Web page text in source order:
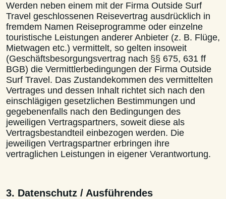
Werden neben einem mit der Firma Outside Surf
Travel geschlossenen Reisevertrag ausdrücklich in
fremdem Namen Reiseprogramme oder einzelne
touristische Leistungen anderer Anbieter (z. B. Flüge,
Mietwagen etc.) vermittelt, so gelten insoweit
(Geschäftsbesorgungsvertrag nach §§ 675, 631 ff
BGB) die Vermittlerbedingungen der Firma Outside
Surf Travel. Das Zustandekommen des vermittelten
Vertrages und dessen Inhalt richtet sich nach den
einschlägigen gesetzlichen Bestimmungen und
gegebenenfalls nach den Bedingungen des
jeweiligen Vertragspartners, soweit diese als
Vertragsbestandteil einbezogen werden. Die
jeweiligen Vertragspartner erbringen ihre
vertraglichen Leistungen in eigener Verantwortung.
3. Datenschutz / Ausführendes